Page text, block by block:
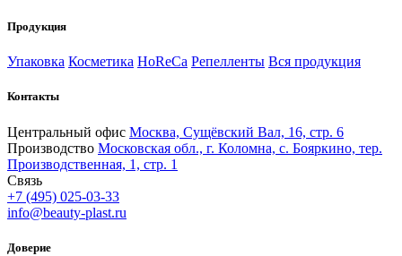
Продукция
Упаковка Косметика HoReCa Репелленты Вся продукция
Контакты
Центральный офис Москва, Сущёвский Вал, 16, стр. 6
Производство Московская обл., г. Коломна, с. Бояркино, тер.
Производственная, 1, стр. 1
Связь
+7 (495) 025-03-33
info@beauty-plast.ru
Доверие